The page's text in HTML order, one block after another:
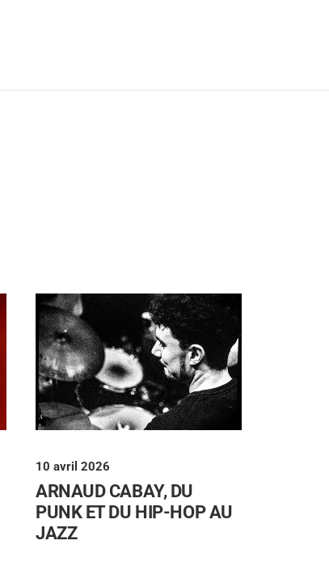
10 avril 2026
ARNAUD CABAY, DU
PUNK ET DU HIP-HOP AU
JAZZ